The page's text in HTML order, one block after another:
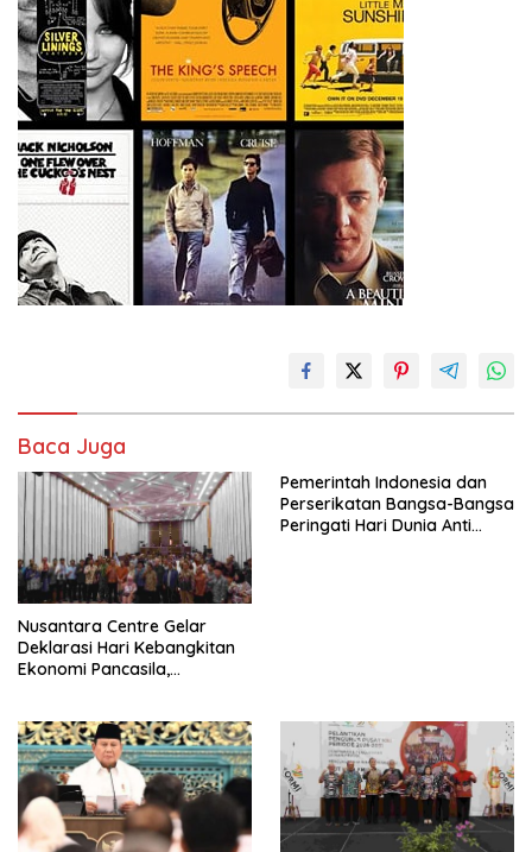
Baca Juga
Nusantara Centre Gelar
Deklarasi Hari Kebangkitan
Ekonomi Pancasila,
Penjajahan (Pergolakan
Ekonomi Politik Indonesia) &
Simposium Nasional “Urgensi
Undang-Undang
Perekonomian Nasional dan
Kesejahteraan Sosial dalam
Pemerintah Indonesia dan
Perserikatan Bangsa-Bangsa
Peringati Hari Dunia Anti